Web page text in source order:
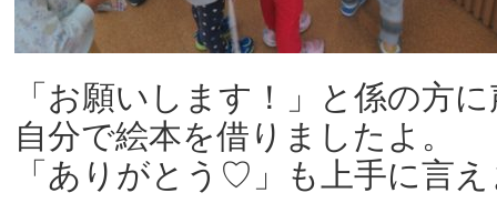
「お願いします！」と係の方
自分で絵本を借りましたよ。
「ありがとう♡」も上手に言